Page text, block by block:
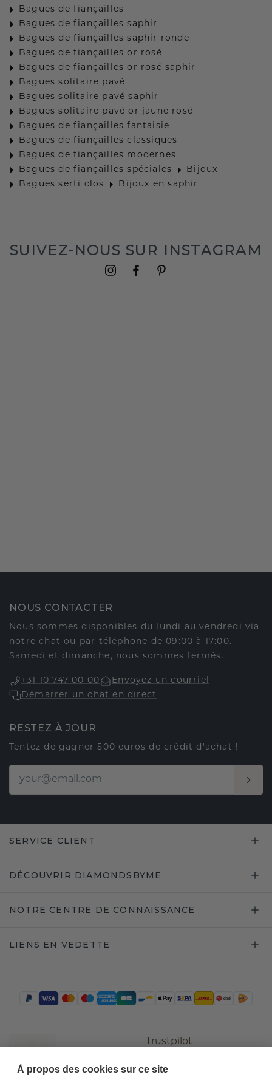
Bagues de fiançailles
Bagues de fiançailles saphir
Bagues de fiançailles saphir ronde
Bagues de fiançailles or rosé
Bagues de fiançailles or rosé saphir
Bagues solitaire pavé
Bagues solitaire pavé saphir
Bagues solitaire pavé or jaune rosé
Bagues de fiançailles fantaisie
Bagues de fiançailles classiques
Bagues de fiançailles modernes
Bagues de fiançailles spéciales
Bijoux
Bagues serti clos
Bijoux en saphir
SUIVEZ-NOUS SUR INSTAGRAM
NOUS CONTACTER
Nous sommes disponibles du lundi au vendredi via
notre chat ou par téléphone de 09:00 à 17:00.
Samedi et dimanche, nous sommes fermés.
+31 10 747 00 00
Envoyez un courriel
Démarrer un chat en direct
RESTEZ À JOUR
Tentez de gagner 500 euros de crédit d'achat !
SERVICE CLIENT
DÉCOUVRIR DIAMONDSBYME
NOTRE CENTRE DE CONNAISSANCE
LIENS EN VEDETTE
Trustpilot
À propos des cookies sur ce site